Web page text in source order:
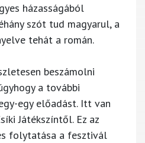
házasságából
szót tud magyarul, a
tehát a román.
beszámolni
a további
egy előadást. Itt van
Játékszíntől. Ez az
folytatása a fesztivál